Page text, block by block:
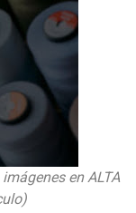
en ALTA